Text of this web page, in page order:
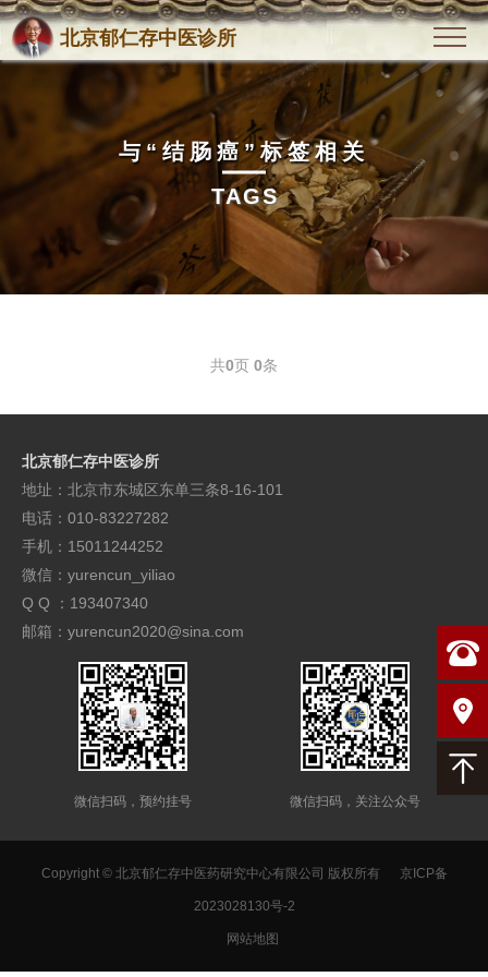
北京郁仁存中医诊所
与“结肠癌”标签相关
TAGS
共0页 0条
北京郁仁存中医诊所
地址：北京市东城区东单三条8-16-101
电话：010-83227282
手机：15011244252
微信：yurencun_yiliao
Q Q ：193407340
邮箱：yurencun2020@sina.com
微信扫码，预约挂号 微信扫码，关注公众号
Copyright © 北京郁仁存中医药研究中心有限公司 版权所有 京ICP备
2023028130号-2
网站地图